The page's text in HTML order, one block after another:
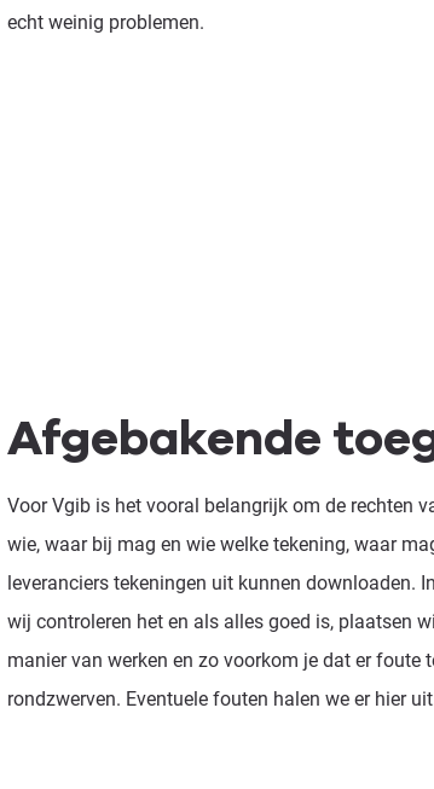
echt weinig problemen.
Afgebakende
Voor Vgib is het vooral belangrijk om de rechten
wie, waar bij mag en wie welke tekening, waar
leveranciers tekeningen uit kunnen downloaden.
wij controleren het en als alles goed is, plaatsen
manier van werken en zo voorkom je dat er
rondzwerven. Eventuele fouten halen we er hier